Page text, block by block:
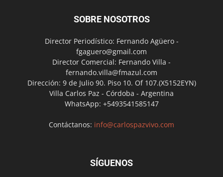
SOBRE NOSOTROS
Director Periodístico: Fernando Agüero -
fgaguero@gmail.com
Director Comercial: Fernando Villa -
fernando.villa@fmazul.com
Dirección: 9 de Julio 90. Piso 10. Of 107.(X5152EYN)
Villa Carlos Paz - Córdoba - Argentina
WhatsApp: +5493541585147
Contáctanos: info@carlospazvivo.com
SÍGUENOS